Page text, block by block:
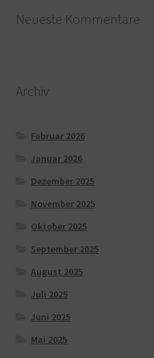
Neueste Kommentare
Archiv
Februar 2026
Januar 2026
Dezember 2025
November 2025
Oktober 2025
September 2025
August 2025
Juli 2025
Juni 2025
Mai 2025